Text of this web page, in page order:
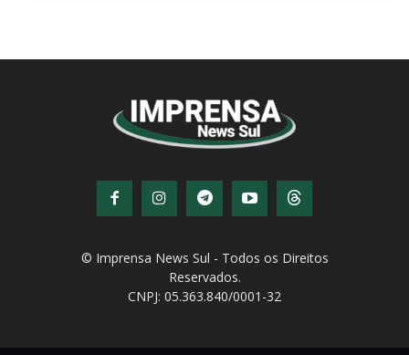
© Imprensa News Sul - Todos os Direitos
Reservados.
Desenvolvido porQiNetcom Agência Digital